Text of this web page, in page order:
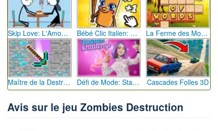
Skip Love: L'Amour en Péril Bébé Clic Italien: La Folie des Petits Bambins La Ferme des Mots - Cultivez votre Vocabulaire
Maître de la Destruction: Fusion de Pioches Défi de Mode: Star du Podium Cascades Folles 3D
Avis sur le jeu Zombies Destruction